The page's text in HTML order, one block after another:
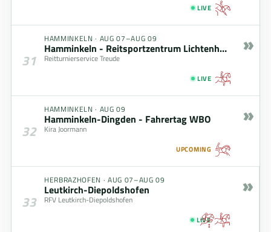
LIVE
31
HAMMINKELN · AUG 07–AUG 09
Hamminkeln - Reitsportzentrum Lichtenholz
Reitturnierservice Treude
LIVE
»
32
HAMMINKELN · AUG 09
Hamminkeln-Dingden - Fahrertag WBO
Kira Joormann
UPCOMING
»
33
HERBRAZHOFEN · AUG 07–AUG 09
Leutkirch-Diepoldshofen
RFV Leutkirch-Diepoldshofen
LIVE
»